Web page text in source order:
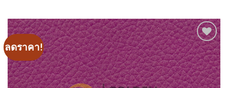
ลดราคา!
Add to
Wishlist